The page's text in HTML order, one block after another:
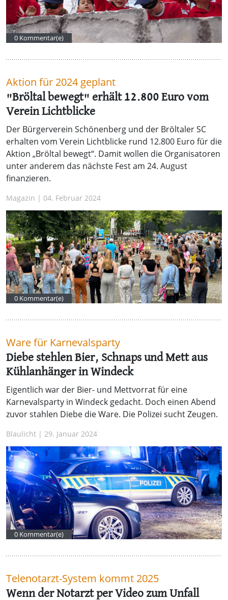
0 Kommentar(e)
Aktion für 2024 geplant
"Bröltal bewegt" erhält 12.800 Euro vom
Verein Lichtblicke
Der Bürgerverein Schönenberg und der Bröltaler SC
erhalten vom Verein Lichtblicke rund 12.800 Euro für die
Aktion „Bröltal bewegt“. Damit wollen die Organisatoren
unter anderem das nächste Fest am 24. August
finanzieren.
Magazin | 04. Februar 2024
0 Kommentar(e)
Ware für Karnevalsparty
Diebe stehlen Bier, Schnaps und Mett aus
Kühlanhänger in Windeck
Eigentlich war der Bier- und Mettvorrat für eine
Karnevalsparty in Windeck gedacht. Doch einen Abend
zuvor stahlen Diebe die Ware. Die Polizei sucht Zeugen.
Blaulicht | 29. Januar 2024
0 Kommentar(e)
Telenotarzt-System kommt 2025
Wenn der Notarzt per Video zum Unfall